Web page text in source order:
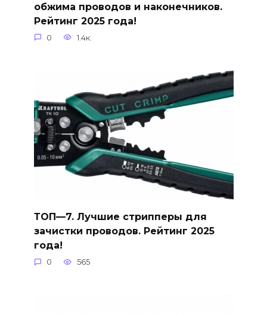
обжима проводов и наконечников.
Рейтинг 2025 года!
0 1.4к.
ТОП—7. Лучшие стрипперы для
зачистки проводов. Рейтинг 2025
года!
0 565